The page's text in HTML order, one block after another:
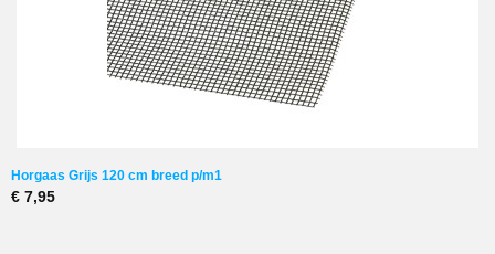
Horgaas Grijs 120 cm breed p/m1
€ 7,95